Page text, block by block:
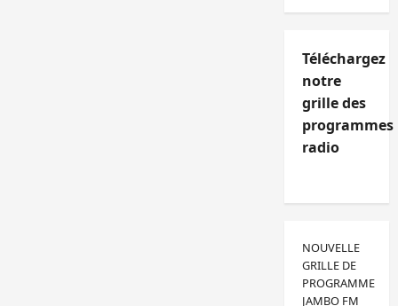
Téléchargez
notre
grille des
programmes
radio
NOUVELLE
GRILLE DE
PROGRAMME
JAMBO FM